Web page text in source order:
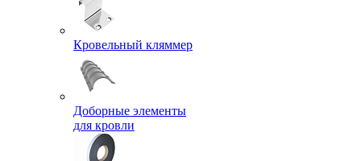
Кровельный кляммер
Доборные элементы
для кровли